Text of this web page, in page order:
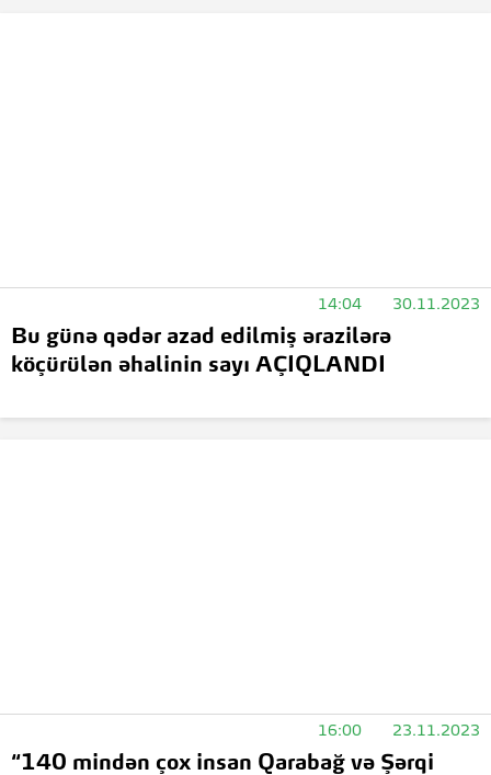
14:04 30.11.2023
Bu günə qədər azad edilmiş ərazilərə
köçürülən əhalinin sayı AÇIQLANDI
16:00 23.11.2023
“140 mindən çox insan Qarabağ və Şərqi